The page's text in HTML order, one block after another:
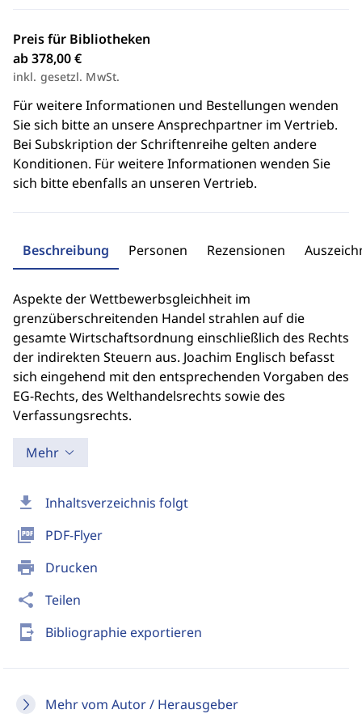
download Inhaltsverzeichnis folgt
picture_as_pdf PDF-Flyer
print Drucken
share Teilen
send_to_mobile Bibliographie exportieren
Mehr vom Autor / Herausgeber
Preis für Bibliotheken
ab 378,00 €
inkl. gesetzl. MwSt.
Für weitere Informationen und Bestellungen wenden
Sie sich bitte an unsere Ansprechpartner im Vertrieb.
Bei Subskription der Schriftenreihe gelten andere
Konditionen. Für weitere Informationen wenden Sie
sich bitte ebenfalls an unseren Vertrieb.
Beschreibung Personen Rezensionen
Aspekte der Wettbewerbsgleichheit im
grenzüberschreitenden Handel strahlen auf die
gesamte Wirtschaftsordnung einschließlich des Rechts
der indirekten Steuern aus. Joachim Englisch befasst
sich eingehend mit den entsprechenden Vorgaben des
EG-Rechts, des Welthandelsrechts sowie des
Verfassungsrechts.
Mehr